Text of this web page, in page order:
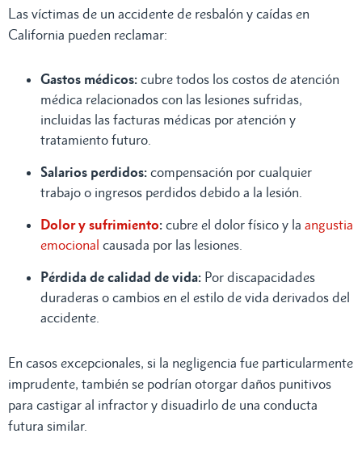
Las víctimas de un accidente de resbalón y caídas en
California pueden reclamar:
Gastos médicos: cubre todos los costos de atención
médica relacionados con las lesiones sufridas,
incluidas las facturas médicas por atención y
tratamiento futuro.
Salarios perdidos: compensación por cualquier
trabajo o ingresos perdidos debido a la lesión.
Dolor y sufrimiento: cubre el dolor físico y la angustia
emocional causada por las lesiones.
Pérdida de calidad de vida: Por discapacidades
duraderas o cambios en el estilo de vida derivados del
accidente.
En casos excepcionales, si la negligencia fue particularmente
imprudente, también se podrían otorgar daños punitivos
para castigar al infractor y disuadirlo de una conducta
futura similar.